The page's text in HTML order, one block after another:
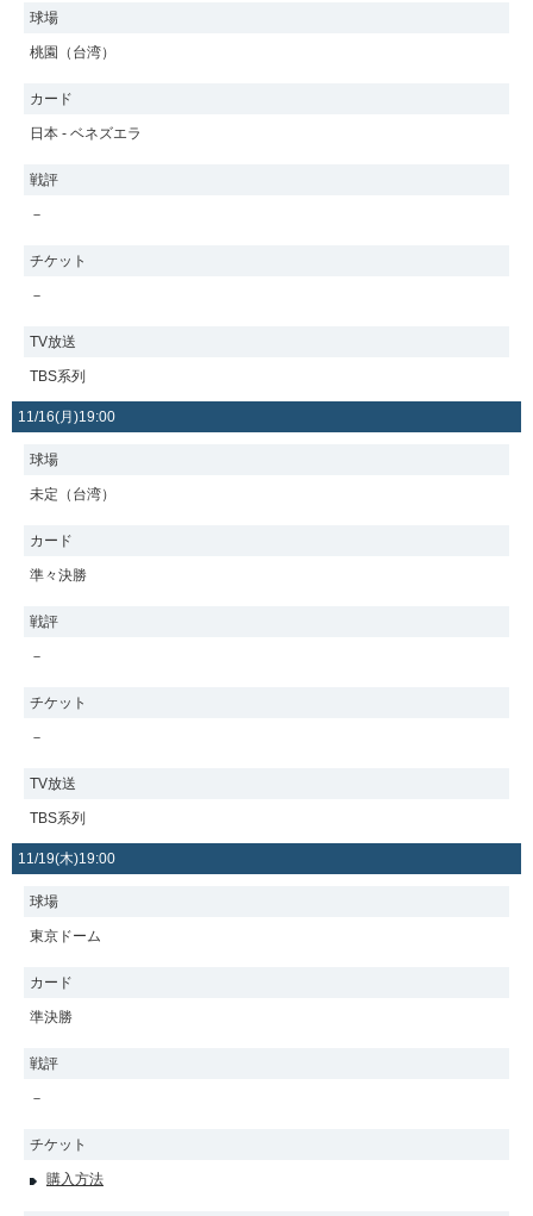
球場
桃園（台湾）
カード
日本 - ベネズエラ
戦評
－
チケット
－
TV放送
TBS系列
11/16(月)19:00
球場
未定（台湾）
カード
準々決勝
戦評
－
チケット
－
TV放送
TBS系列
11/19(木)19:00
球場
東京ドーム
カード
準決勝
戦評
－
チケット
購入方法